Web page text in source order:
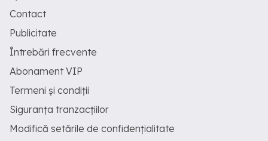
Contact
Publicitate
Întrebări frecvente
Abonament VIP
Termeni și condiții
Siguranța tranzacțiilor
Modifică setările de confidențialitate